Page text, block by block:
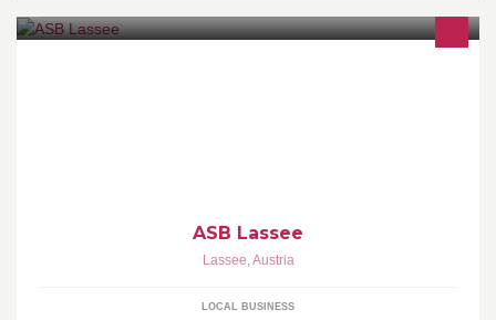
ASB Lassee
Lassee,Austria
LOCAL BUSINESS